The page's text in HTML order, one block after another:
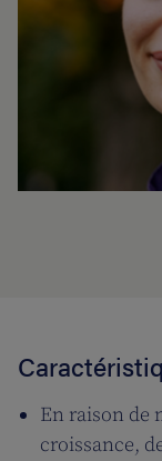
En raison de
croissance,